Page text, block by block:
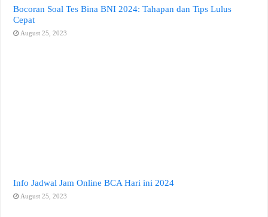
Bocoran Soal Tes Bina BNI 2024: Tahapan dan Tips Lulus
Cepat
August 25, 2023
Info Jadwal Jam Online BCA Hari ini 2024
August 25, 2023